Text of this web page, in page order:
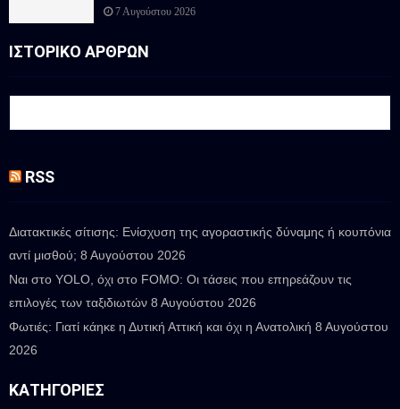
7 Αυγούστου 2026
ΙΣΤΟΡΙΚΟ ΑΡΘΡΩΝ
RSS
Διατακτικές σίτισης: Ενίσχυση της αγοραστικής δύναμης ή κουπόνια
αντί μισθού; 8 Αυγούστου 2026
Ναι στο YOLO, όχι στο FOMO: Οι τάσεις που επηρεάζουν τις
επιλογές των ταξιδιωτών 8 Αυγούστου 2026
Φωτιές: Γιατί κάηκε η Δυτική Αττική και όχι η Ανατολική 8 Αυγούστου
2026
ΚΑΤΗΓΟΡΊΕΣ